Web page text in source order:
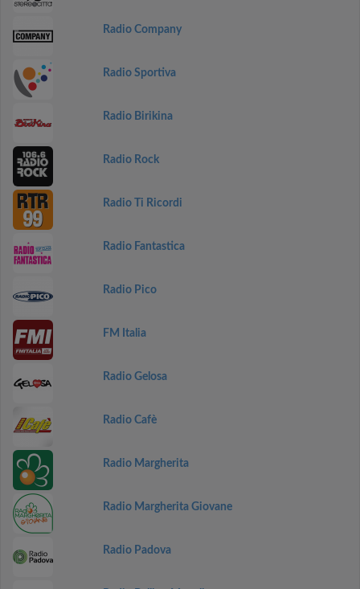
Radio Company
Radio Sportiva
Radio Birikina
Radio Rock
Radio Ti Ricordi
Radio Fantastica
Radio Pico
FM Italia
Radio Gelosa
Radio Cafè
Radio Margherita
Radio Margherita Giovane
Radio Padova